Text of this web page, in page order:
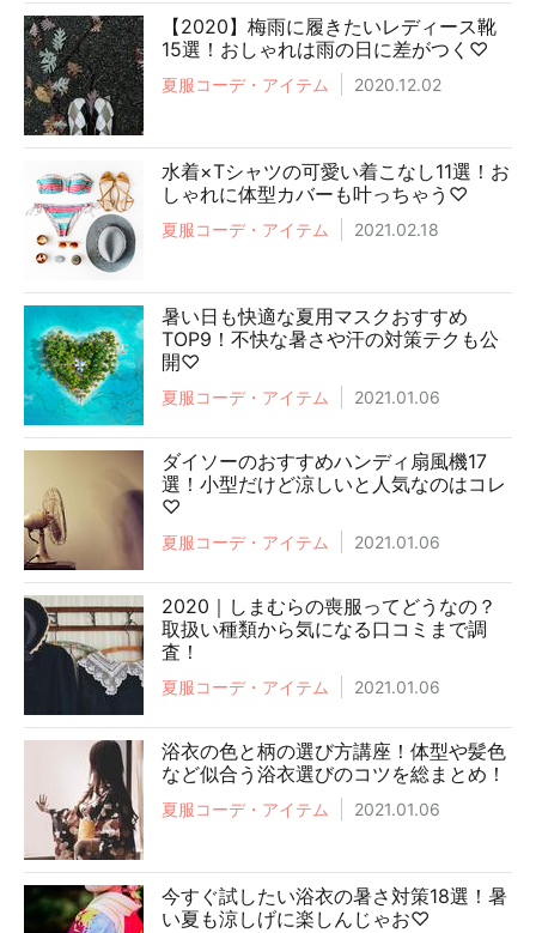
【2020】梅雨に履きたいレディース靴
15選！おしゃれは雨の日に差がつく♡
夏服コーデ・アイテム 2020.12.02
水着×Tシャツの可愛い着こなし11選！お
しゃれに体型カバーも叶っちゃう♡
夏服コーデ・アイテム 2021.02.18
暑い日も快適な夏用マスクおすすめ
TOP9！不快な暑さや汗の対策テクも公
開♡
夏服コーデ・アイテム 2021.01.06
ダイソーのおすすめハンディ扇風機17
選！小型だけど涼しいと人気なのはコレ
♡
夏服コーデ・アイテム 2021.01.06
2020｜しまむらの喪服ってどうなの？
取扱い種類から気になる口コミまで調
査！
夏服コーデ・アイテム 2021.01.06
浴衣の色と柄の選び方講座！体型や髪色
など似合う浴衣選びのコツを総まとめ！
夏服コーデ・アイテム 2021.01.06
今すぐ試したい浴衣の暑さ対策18選！暑
い夏も涼しげに楽しんじゃお♡